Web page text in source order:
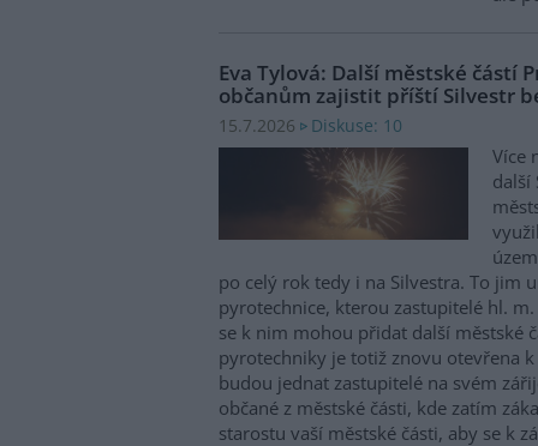
Eva Tylová: Další městské částí
občanům zajistit příští Silvestr
15.7.2026 Diskuse: 10
Více
další
po celý rok tedy i na Silvestra. To jim
pyrotechnice, kterou zastupitelé hl.
se k nim mohou přidat další městské
pyrotechniky je totiž znovu otevřena
budou jednat zastupitelé na svém
občané z městské části, kde zatím
starostu vaší městské části, aby se k